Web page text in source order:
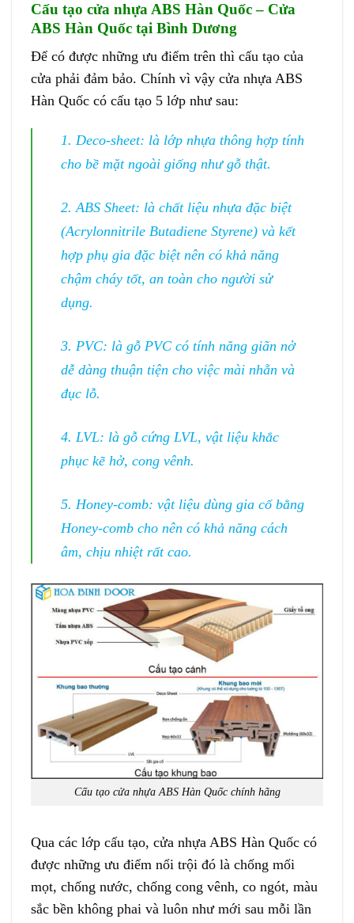
Cấu tạo cửa nhựa ABS Hàn Quốc– Cửa
ABS Hàn Quốc tại Bình Dương
Để có được những ưu điểm trên thì cấu tạo của
cửa phải đảm bảo. Chính vì vậy cửa nhựa ABS
Hàn Quốc có cấu tạo 5 lớp như sau:
1. Deco-sheet: là lớp nhựa thông hợp tính
cho bề mặt ngoài giống như gỗ thật.
2. ABS Sheet: là chất liệu nhựa đặc biệt
(Acrylonnitrile Butadiene Styrene) và kết
hợp phụ gia đặc biệt nên có khả năng
chậm cháy tốt, an toàn cho người sử
dụng.
3. PVC: là gỗ PVC có tính năng giãn nở
dễ dàng thuận tiện cho việc mài nhẵn và
đục lỗ.
4. LVL: là gỗ cứng LVL, vật liệu khắc
phục kẽ hở, cong vênh.
5. Honey-comb: vật liệu dùng gia cố bằng
Honey-comb cho nên có khả năng cách
âm, chịu nhiệt rất cao.
Cấu tạo cửa nhựa ABS Hàn Quốc chính hãng
Qua các lớp cấu tạo, cửa nhựa ABS Hàn Quốc có
được những ưu điểm nổi trội đó là chống mối
mọt, chống nước, chống cong vênh, co ngót, màu
sắc bền không phai và luôn như mới sau mỗi lần